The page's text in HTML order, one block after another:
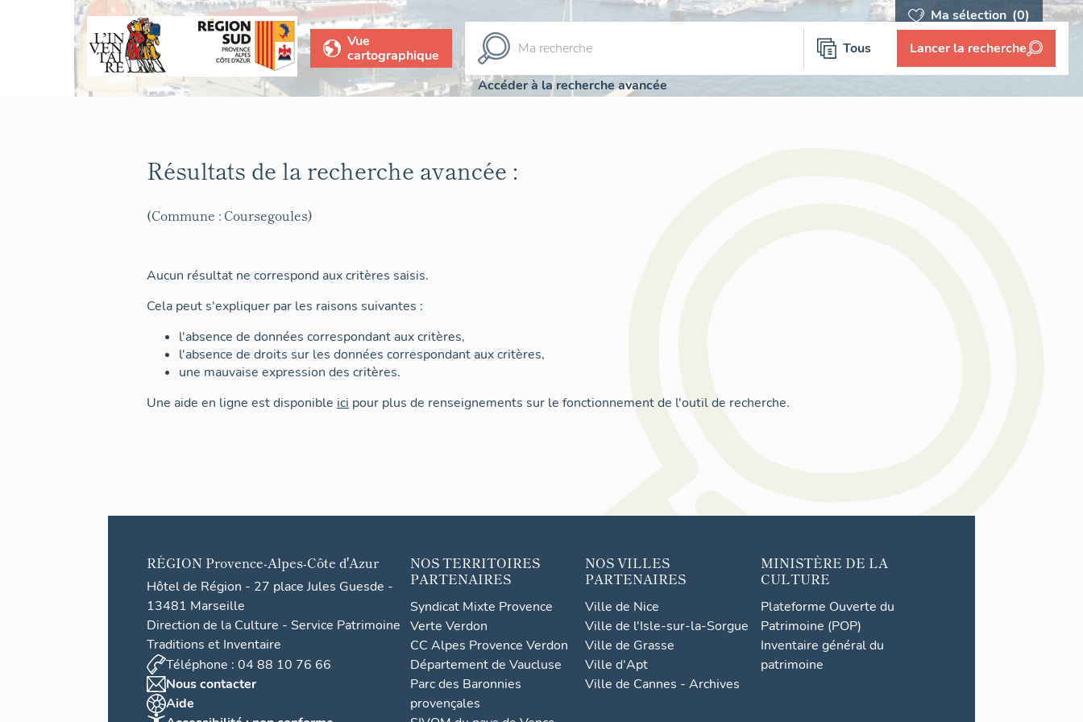
Ma sélection (0)
Vue
cartographique
Tous Lancer la recherche
Accéder à la recherche avancée
Résultats de la recherche avancée :
(Commune : Coursegoules)
Aucun résultat ne correspond aux critères saisis.
Cela peut s'expliquer par les raisons suivantes :
l'absence de données correspondant aux critères,
l'absence de droits sur les données correspondant aux critères,
une mauvaise expression des critères.
Une aide en ligne est disponible ici pour plus de renseignements sur le fonctionnement de l'outil de recherche.
RÉGION Provence-Alpes-Côte d'Azur
Hôtel de Région - 27 place Jules Guesde -
13481 Marseille
Direction de la Culture - Service Patrimoine
Traditions et Inventaire
Téléphone : 04 88 10 76 66
Nous contacter
Aide
NOS TERRITOIRES
PARTENAIRES
Syndicat Mixte Provence
Verte Verdon
CC Alpes Provence Verdon
Département de Vaucluse
Parc des Baronnies
provençales
NOS VILLES
PARTENAIRES
Ville de Nice
Ville de l'Isle-sur-la-Sorgue
Ville de Grasse
Ville d'Apt
Ville de Cannes - Archives
MINISTÈRE DE LA
CULTURE
Plateforme Ouverte du
Patrimoine (POP)
Inventaire général du
patrimoine